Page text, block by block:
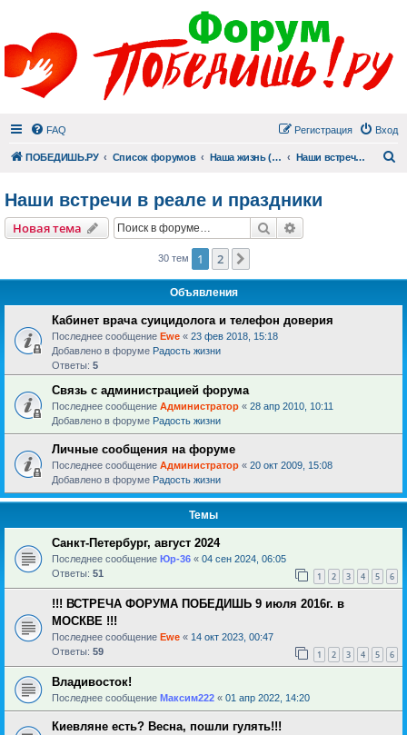
FAQ Вход
Регистрация
ПОБЕДИШЬ.РУ Список форумов Наша жизнь (не всё же о суициде!) Наши встречи в реале и праздники
Наши встречи в реале и праздники
Новая тема Поиск
30 тем 1 2
Объявления
Кабинет врача суицидолога и телефон доверия
Последнее сообщение Ewe « 23 фев 2018, 15:18
Добавлено в форуме Радость жизни
Ответы: 5
Связь с администрацией форума
Последнее сообщение Администратор « 28 апр 2010, 10:11
Добавлено в форуме Радость жизни
Личные сообщения на форуме
Последнее сообщение Администратор « 20 окт 2009, 15:08
Добавлено в форуме Радость жизни
Темы
Санкт-Петербург, август 2024
Последнее сообщение Юр-36 « 04 сен 2024, 06:05
Ответы: 51 1 2 3 4 5 6
!!! ВСТРЕЧА ФОРУМА ПОБЕДИШЬ 9 июля 2016г. в
МОСКВЕ !!!
Последнее сообщение Ewe « 14 окт 2023, 00:47
Ответы: 59 1 2 3 4 5 6
Владивосток!
Последнее сообщение Максим222 « 01 апр 2022, 14:20
Киевляне есть? Весна, пошли гулять!!!